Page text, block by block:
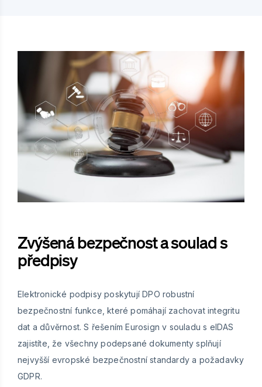
Zvýšená bezpečnost a soulad s
předpisy
Elektronické podpisy poskytují DPO robustní
bezpečnostní funkce, které pomáhají zachovat integritu
dat a důvěrnost. S řešením Eurosign v souladu s eIDAS
zajistíte, že všechny podepsané dokumenty splňují
nejvyšší evropské bezpečnostní standardy a požadavky
GDPR.